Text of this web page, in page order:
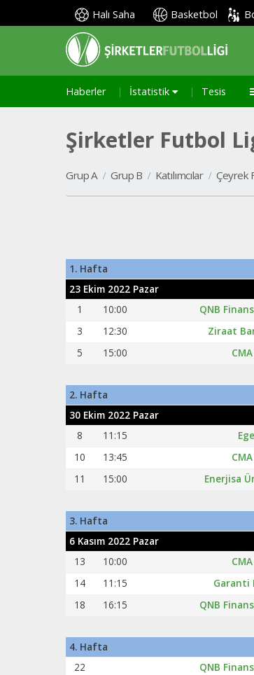
Haberler İstatistik Tesis
Halı Saha Basketbol
Şirketler Futbol
Grup A Grup B Katılımcılar Çeyrek
1. Hafta
23 Ekim 2022 Pazar
1
10:00 QNB
3
12:30 Ziraat
5
15:00
2. Hafta
30 Ekim 2022 Pazar
8
11:15
10
13:45
11
15:00 Enerjisa
3. Hafta
6 Kasım 2022 Pazar
13
10:00
14
11:15 Garanti
18
16:15 QNB
4. Hafta
22
QNB